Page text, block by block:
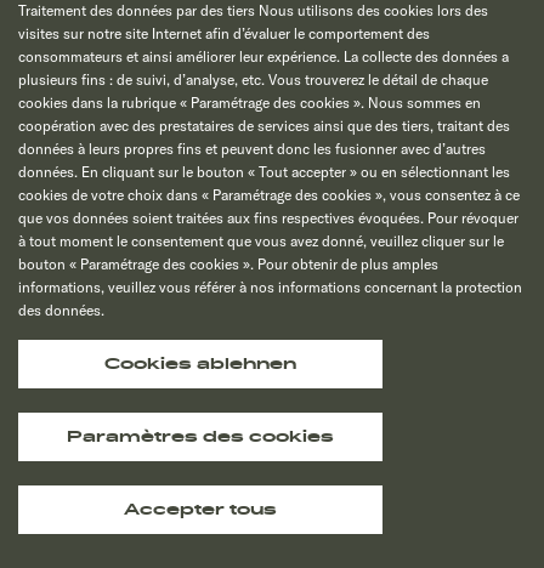
Traitement des données par des tiers Nous utilisons des cookies lors des
visites sur notre site Internet afin d’évaluer le comportement des
consommateurs et ainsi améliorer leur expérience. La collecte des données a
plusieurs fins : de suivi, d’analyse, etc. Vous trouverez le détail de chaque
cookies dans la rubrique « Paramétrage des cookies ». Nous sommes en
coopération avec des prestataires de services ainsi que des tiers, traitant des
données à leurs propres fins et peuvent donc les fusionner avec d’autres
données. En cliquant sur le bouton « Tout accepter » ou en sélectionnant les
cookies de votre choix dans « Paramétrage des cookies », vous consentez à ce
que vos données soient traitées aux fins respectives évoquées. Pour révoquer
à tout moment le consentement que vous avez donné, veuillez cliquer sur le
bouton « Paramétrage des cookies ». Pour obtenir de plus amples
informations, veuillez vous référer à nos informations concernant la protection
des données.
Cookies ablehnen
Paramètres des cookies
Accepter tous